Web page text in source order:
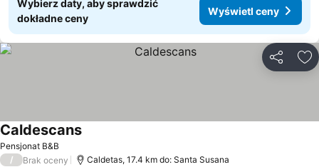
Wybierz daty, aby sprawdzić
dokładne ceny
Wyświetl ceny
Pensjonat B&B
CaldescansWyświetl ceny
/ Brak oceny Caldetas, 17.4 km do: Santa Susana